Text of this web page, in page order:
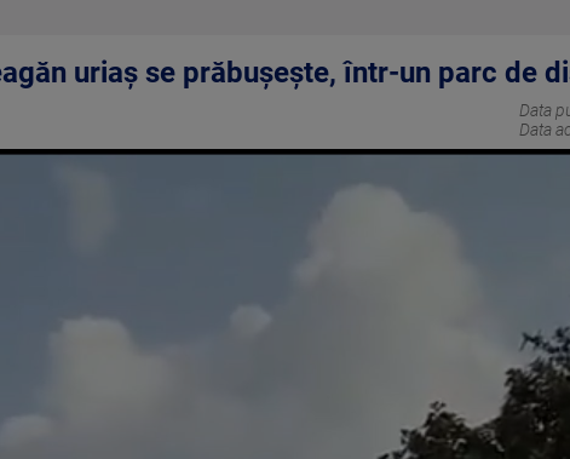
uriaș se prăbușește, într-un parc de
Data
Data